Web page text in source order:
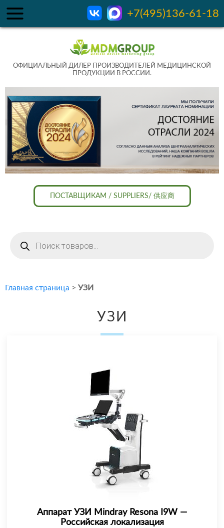
+7(495)136-61-18
ОФИЦИАЛЬНЫЙ ДИЛЕР ПРОИЗВОДИТЕЛЕЙ МЕДИЦИНСКОЙ
ПРОДУКЦИИ В РОССИИ.
ПОСТАВЩИКАМ / SUPPLIERS/ 供应商
товаров
Главная страница > УЗИ
УЗИ
Аппарат УЗИ Mindray Resona I9W —
Российская локализация